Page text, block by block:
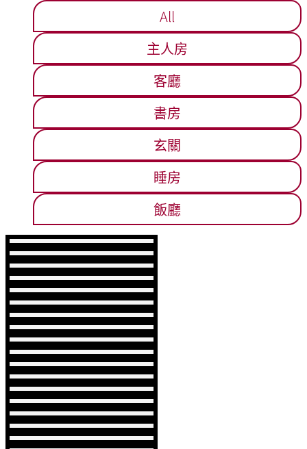
All
主人房
客廳
書房
玄關
睡房
飯廳